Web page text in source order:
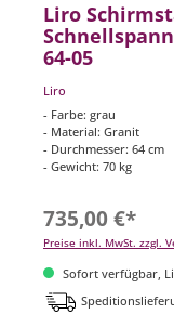
Liro
64-05
Liro
- Farbe: grau
- Material: Granit
- Durchmesser: 64 cm
- Gewicht: 70 kg
735,00 €*
Preise inkl. MwSt. zzgl.
Sofort verfügbar,